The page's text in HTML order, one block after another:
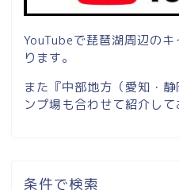
YouTubeで琵琶湖周辺の
ります。
また『中部地方（愛知・
ンプ場も合わせて紹介して
条件で検索